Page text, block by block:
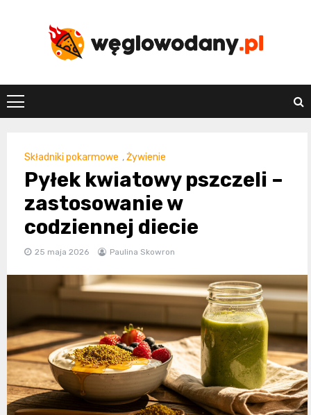
Składniki pokarmowe ,Żywienie
Pyłek kwiatowy pszczeli –
zastosowanie w
codziennej diecie
25 maja 2026 Paulina Skowron